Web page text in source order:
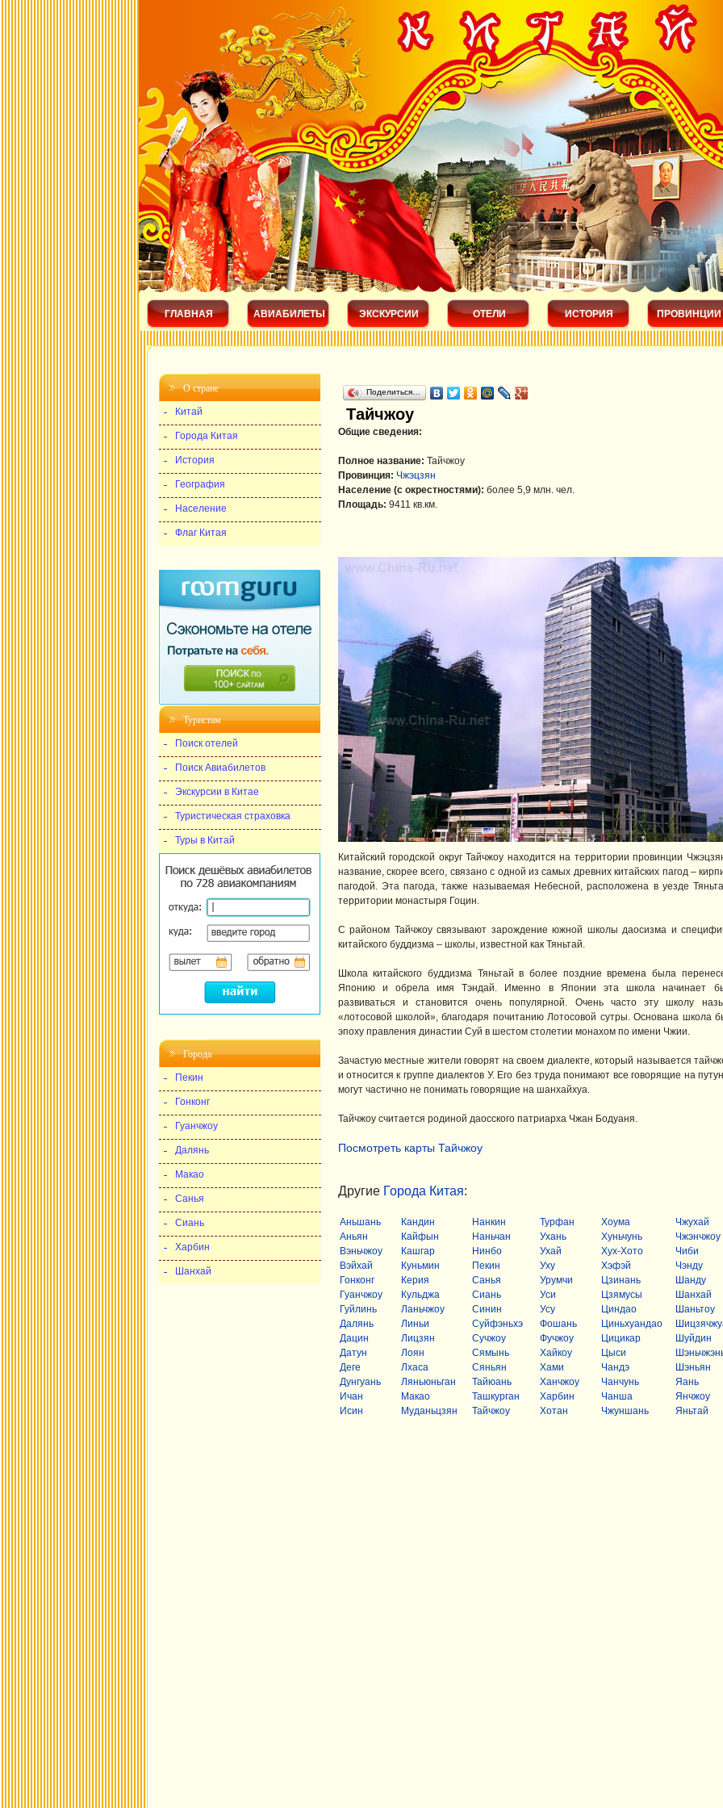
Поделиться…
Тайчжоу
Общие сведения:
Полное название: Тайчжоу
Провинция: Чжэцзян
Население (с окрестностями): более 5,9 млн. чел.
Площадь: 9411 кв.км.
Китайский городской округ Тайчжоу находится на территории провинции
название, скорее всего, связано с одной из самых древних китайских пагод –
пагодой. Эта пагода, также называемая Небесной, расположена в уезде
территории монастыря Гоцин.
С районом Тайчжоу связывают зарождение южной школы даосизма и
китайского буддизма – школы, известной как Тяньтай.
Школа китайского буддизма Тяньтай в более поздние времена была
Японию и обрела имя Тэндай. Именно в Японии эта школа начинает
развиваться и становится очень популярной. Очень часто эту школу
«лотосовой школой», благодаря почитанию Лотосовой сутры. Основана школа
эпоху правления династии Суй в шестом столетии монахом по имени Чжии.
Зачастую местные жители говорят на своем диалекте, который называется
и относится к группе диалектов У. Его без труда понимают все говорящие на
могут частично не понимать говорящие на шанхайхуа.
Тайчжоу считается родиной даосского патриарха Чжан Бодуаня.
Посмотреть карты Тайчжоу
Другие Города Китая:
Аньшань
Аньян
Вэньчжоу
Вэйхай
Гонконг
Гуанчжоу
Гуйлинь
Далянь
Дацин
Датун
Деге
Дунгуань
Ичан
Исин
Кандин
Кайфын
Кашгар
Куньмин
Керия
Кульджа
Ланьчжоу
Линьи
Лицзян
Лоян
Лхаса
Ляньюньган
Макао
Муданьцзян
Нанкин
Наньчан
Нинбо
Пекин
Санья
Сиань
Синин
Суйфэньхэ
Сучжоу
Сямынь
Сяньян
Тайюань
Ташкурган
Тайчжоу
Турфан
Ухань
Ухай
Уху
Урумчи
Уси
Усу
Фошань
Фучжоу
Хайкоу
Хами
Ханчжоу
Харбин
Хотан
Хоума
Хуньчунь
Хух-Хото
Хэфэй
Цзинань
Цзямусы
Циндао
Циньхуандао
Цицикар
Цыси
Чандэ
Чанчунь
Чанша
Чжуншань
Чжухай
Чжэнчжоу
Чиби
Чэнду
Шанду
Шанхай
Шаньтоу
Шуйдин
Шэньян
Яань
Янчжоу
Яньтай
О стране
Китай
Города Китая
История
География
Население
Флаг Китая
Туристам
Поиск отелей
Поиск Авиабилетов
Экскурсии в Китае
Туристическая страховка
Туры в Китай
Города
Пекин
Гонконг
Гуанчжоу
Далянь
Макао
Санья
Сиань
Харбин
Шанхай
ГЛАВНАЯ АВИАБИЛЕТЫ ЭКСКУРСИИ ОТЕЛИ ИСТОРИЯ ПРОВИНЦИИ